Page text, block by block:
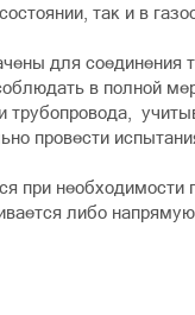
так и в
для
в полной
провести
при
либо